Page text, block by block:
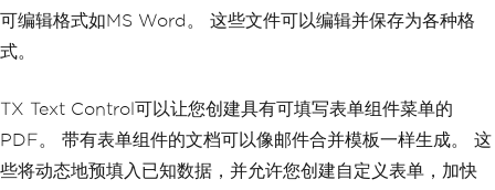
可编辑格式如MS Word。 这些文件可以编辑并保存为各种格
式。
TX Text Control可以让您创建具有可填写表单组件菜单的
PDF。 带有表单组件的文档可以像邮件合并模板一样生成。 这
些将动态地预填入已知数据，并允许您创建自定义表单，加快